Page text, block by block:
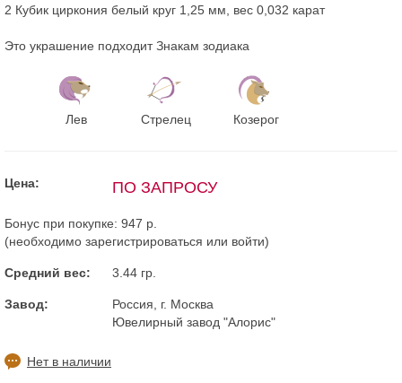
2 Кубик циркония белый круг 1,25 мм, вес 0,032 карат
Это украшение подходит Знакам зодиака
Лев Стрелец Козерог
Цена: ПО ЗАПРОСУ
Бонус при покупке: 947 р.
(необходимо зарегистрироваться или войти)
Средний вес: 3.44 гр.
Завод:
Россия, г. Москва
Ювелирный завод "Алорис"
Нет в наличии